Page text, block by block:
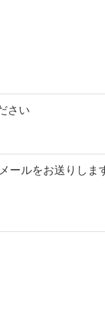
さい
ールをお送りしま